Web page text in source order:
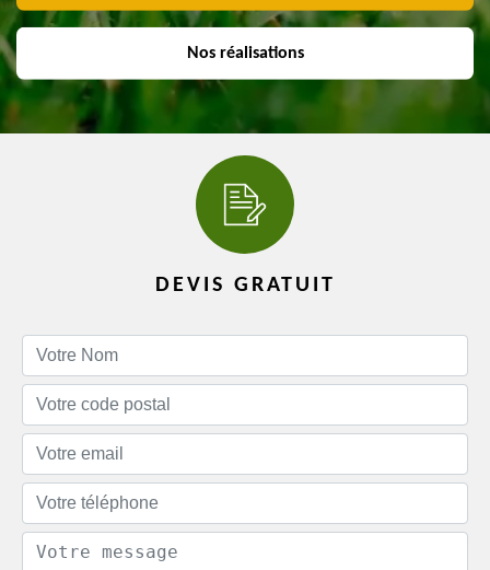
Nos réalisations
DEVIS GRATUIT